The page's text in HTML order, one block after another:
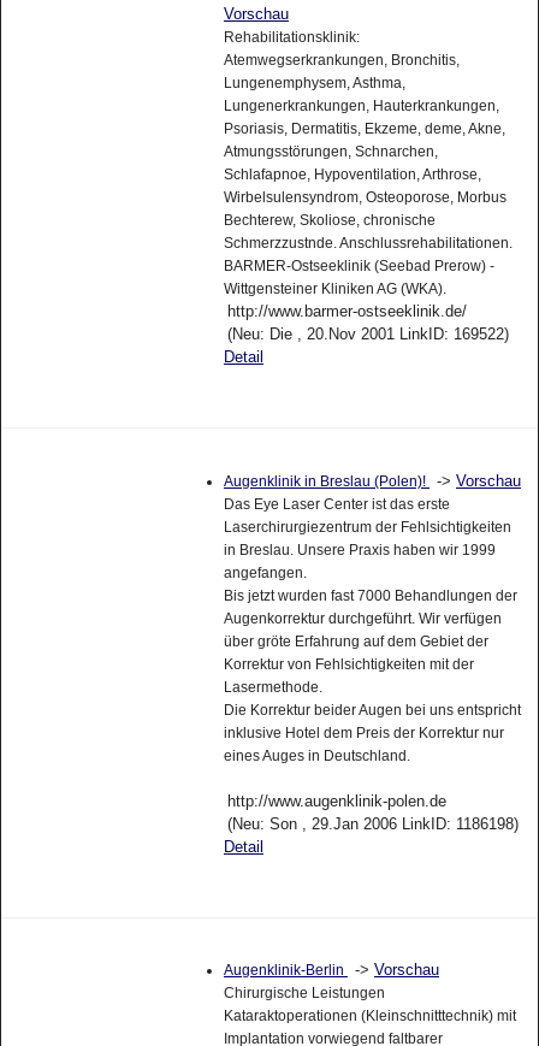
Vorschau
Rehabilitationsklinik:
Atemwegserkrankungen, Bronchitis,
Lungenemphysem, Asthma,
Lungenerkrankungen, Hauterkrankungen,
Psoriasis, Dermatitis, Ekzeme, deme, Akne,
Atmungsstörungen, Schnarchen,
Schlafapnoe, Hypoventilation, Arthrose,
Wirbelsulensyndrom, Osteoporose, Morbus
Bechterew, Skoliose, chronische
Schmerzzustnde. Anschlussrehabilitationen.
BARMER-Ostseeklinik (Seebad Prerow) -
Wittgensteiner Kliniken AG (WKA).
http://www.barmer-ostseeklinik.de/
(Neu: Die , 20.Nov 2001 LinkID: 169522)
Detail
Augenklinik in Breslau (Polen)! -> Vorschau
Das Eye Laser Center ist das erste
Laserchirurgiezentrum der Fehlsichtigkeiten
in Breslau. Unsere Praxis haben wir 1999
angefangen.
Bis jetzt wurden fast 7000 Behandlungen der
Augenkorrektur durchgeführt. Wir verfügen
über gröte Erfahrung auf dem Gebiet der
Korrektur von Fehlsichtigkeiten mit der
Lasermethode.
Die Korrektur beider Augen bei uns entspricht
inklusive Hotel dem Preis der Korrektur nur
eines Auges in Deutschland.
http://www.augenklinik-polen.de
(Neu: Son , 29.Jan 2006 LinkID: 1186198)
Detail
Augenklinik-Berlin -> Vorschau
Chirurgische Leistungen
Kataraktoperationen (Kleinschnitttechnik) mit
Implantation vorwiegend faltbarer